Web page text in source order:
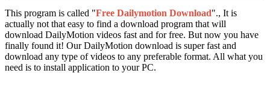
This program is called "Free Dailymotion Download"., It is
actually not that easy to find a download program that will
download DailyMotion videos fast and for free. But now you have
finally found it! Our DailyMotion download is super fast and
download any type of videos to any preferable format. All what you
need is to install application to your PC.